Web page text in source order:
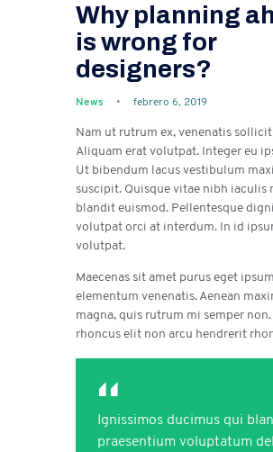
Why planning
is wrong for
designers?
News febrero 6, 2019
Nam ut rutrum ex, venenatis
Aliquam erat volutpat. Integer eu
Ut bibendum lacus vestibulum
suscipit. Quisque vitae nibh iaculis
blandit euismod. Pellentesque
volutpat orci at interdum. In id
volutpat.
Maecenas sit amet purus eget ipsum
elementum venenatis. Aenean
magna, quis rutrum mi semper non.
rhoncus elit non arcu hendrerit
Ignissimos ducimus qui
praesentium voluptatum